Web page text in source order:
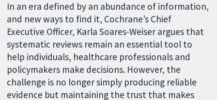
In an era defined by an abundance of information,
and new ways to find it, Cochrane’s Chief
Executive Officer, Karla Soares-Weiser argues that
systematic reviews remain an essential tool to
help individuals, healthcare professionals and
policymakers make decisions. However, the
challenge is no longer simply producing reliable
evidence but maintaining the trust that makes